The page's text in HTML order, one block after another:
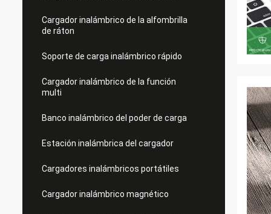
Cargador inalámbrico de la alfombrilla
de ráton
Soporte de carga inalámbrico rápido
Cargador inalámbrico de la función
multi
Banco inalámbrico del poder de carga
Estación inalámbrica del cargador
Cargadores inalámbricos portátiles
Cargador inalámbrico magnético